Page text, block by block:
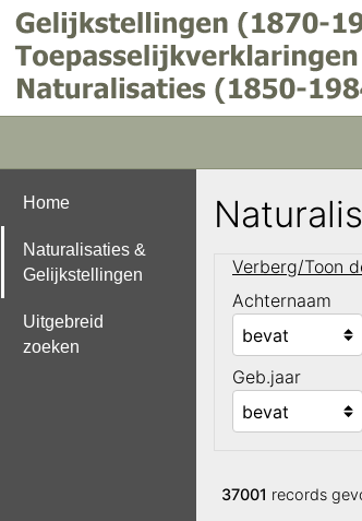
Home
Naturalisaties &
Gelijkstellingen
Uitgebreid
zoeken
Verberg/Toon
Achternaam
Geb.jaar
37001 records